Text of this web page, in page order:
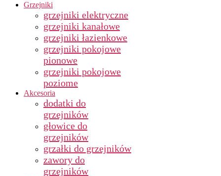
Grzejniki
grzejniki elektryczne
grzejniki kanałowe
grzejniki łazienkowe
grzejniki pokojowe
pionowe
grzejniki pokojowe
poziome
Akcesoria
dodatki do
grzejników
głowice do
grzejników
grzałki do grzejników
zawory do
grzejników